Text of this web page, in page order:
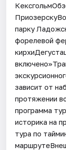
парку
форелевой
зависит от
протяжении
программа
историка на
тура по